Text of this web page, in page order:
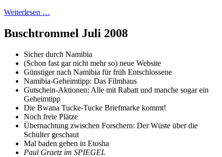
Weiterlesen …
Buschtrommel Juli 2008
Sicher durch Namibia
(Schon fast gar nicht mehr so) neue Website
Günstiger nach Namibia für früh Entschlossene
Namibia-Geheimtipp: Das Filmhaus
Gutschein-Aktionen: Alle mit Rabatt und manche sogar ein
Geheimtipp
Die Bwana Tucke-Tucke Briefmarke kommt!
Noch freie Plätze
Übernachtung zwischen Forschern: Der Wüste über die
Schulter geschaut
Mal baden gehen in Etosha
Paul Graetz im SPIEGEL